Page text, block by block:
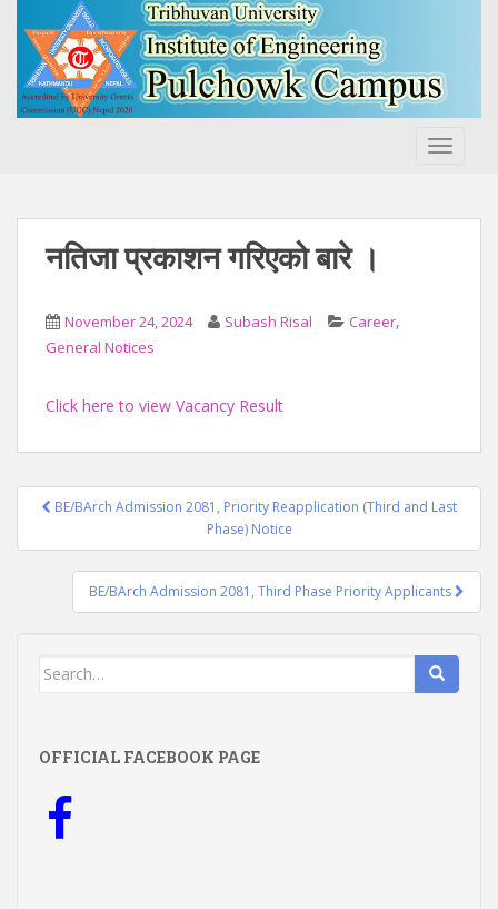
नतिजा प्रकाशन गरिएको बारे ।
November 24, 2024 Subash Risal Career,
General Notices
Click here to view Vacancy Result
PostBE/BArch Admission 2081, Priority Reapplication (Third and Last
Phase) Notice
BE/BArch Admission 2081, Third Phase Priority Applicants
Search
OFFICIAL FACEBOOK PAGE